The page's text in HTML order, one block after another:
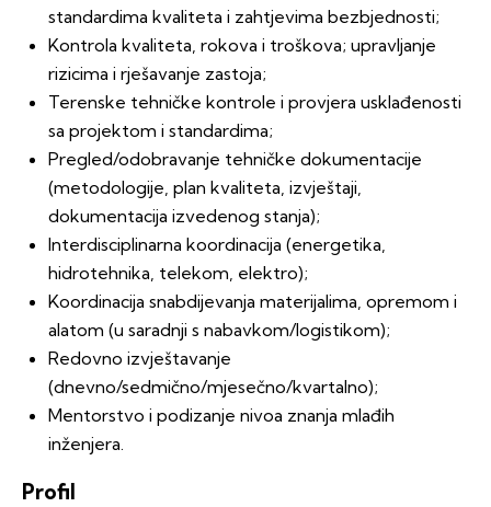
standardima kvaliteta i zahtjevima bezbjednosti;
Kontrola kvaliteta, rokova i troškova; upravljanje
rizicima i rješavanje zastoja;
Terenske tehničke kontrole i provjera usklađenosti
sa projektom i standardima;
Pregled/odobravanje tehničke dokumentacije
(metodologije, plan kvaliteta, izvještaji,
dokumentacija izvedenog stanja);
Interdisciplinarna koordinacija (energetika,
hidrotehnika, telekom, elektro);
Koordinacija snabdijevanja materijalima, opremom i
alatom (u saradnji s nabavkom/logistikom);
Redovno izvještavanje
(dnevno/sedmično/mjesečno/kvartalno);
Mentorstvo i podizanje nivoa znanja mlađih
inženjera.
Profil